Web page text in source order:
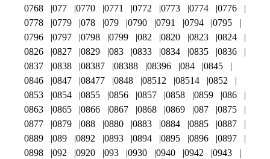
0768
077 0770 0771 0772 0773 0774
0776
0778
0779 078 079 0790 0791 0794
0795
0796
0797 0798 0799 082 0820 0823
0824
0826
0827 0829 083 0833 0834 0835
0836
0837
0838 08387 08388 08396 084
0845
0846
0847 08477 0848 08512 08514
0852
0853
0854 0855 0856 0857 0858 0859
086
0863
0865 0866 0867 0868 0869 087
0875
0877
0879 088 0880 0883 0884 0885
0887
0889
089 0892 0893 0894 0895 0896
0897
0898
092 0920 093 0930 0940 0942
0943